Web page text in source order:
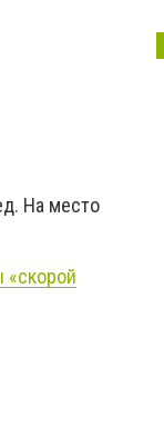
На место
«скорой